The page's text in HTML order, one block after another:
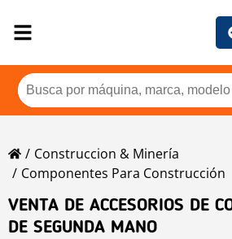
Construccion & Minería
Componentes Para Construcción
VENTA DE ACCESORIOS DE
DE SEGUNDA MANO